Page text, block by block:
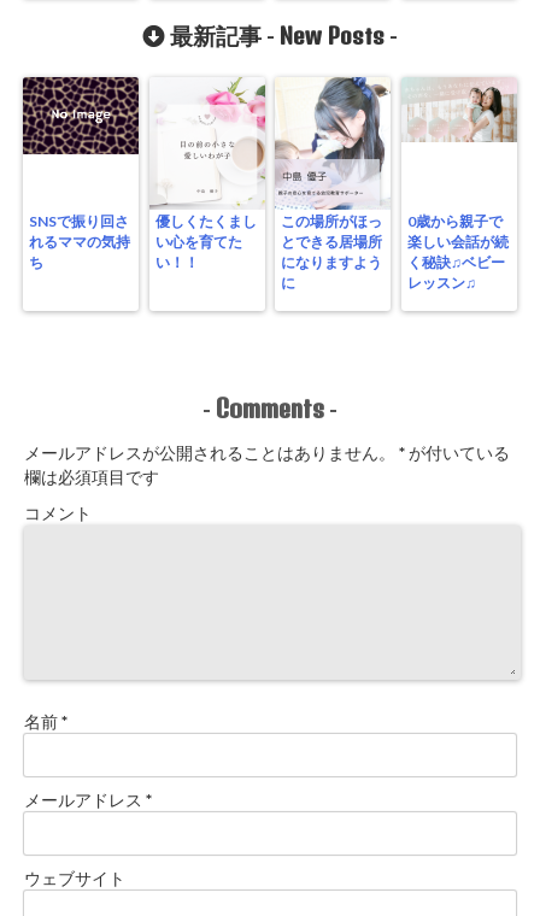
最新記事 - New Posts -
SNSで振り回さ
れるママの気持
ち
優しくたくまし
い心を育てた
い！！
この場所がほっ
とできる居場所
になりますよう
に
0歳から親子で
楽しい会話が続
く秘訣♫ベビー
レッスン♫
- Comments -
メールアドレスが公開されることはありません。 *が付いている
欄は必須項目です
コメント
名前*
メールアドレス *
ウェブサイト